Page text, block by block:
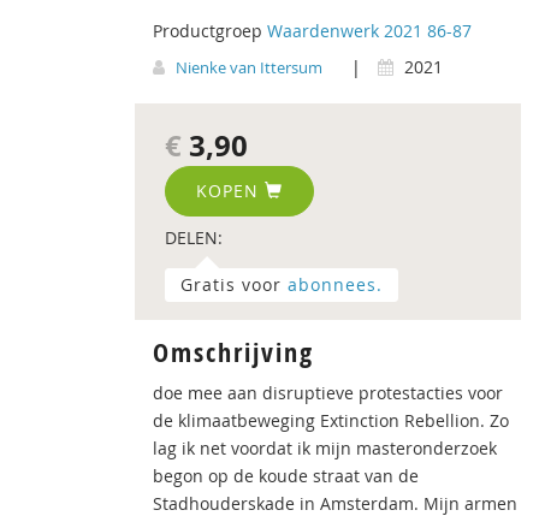
Productgroep Waardenwerk 2021 86-87
Nienke van Ittersum | 2021
€ 3,90
KOPEN
DELEN:
Gratis voor abonnees.
Omschrijving
doe mee aan disruptieve protestacties voor
de klimaatbeweging Extinction Rebellion. Zo
lag ik net voordat ik mijn masteronderzoek
begon op de koude straat van de
Stadhouderskade in Amsterdam. Mijn armen